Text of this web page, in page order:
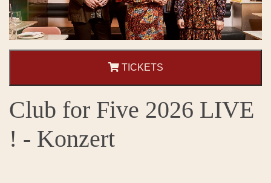
TICKETS
Club for Five 2026 LIVE
! - Konzert